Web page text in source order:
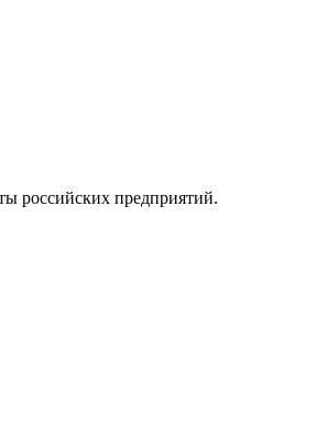
российских предприятий.